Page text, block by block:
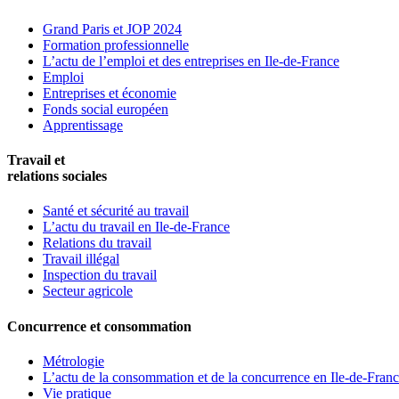
Grand Paris et JOP 2024
Formation professionnelle
L’actu de l’emploi et des entreprises en Ile-de-France
Emploi
Entreprises et économie
Fonds social européen
Apprentissage
Travail et
relations sociales
Santé et sécurité au travail
L’actu du travail en Ile-de-France
Relations du travail
Travail illégal
Inspection du travail
Secteur agricole
Concurrence et consommation
Métrologie
L’actu de la consommation et de la concurrence en Ile-de-
Vie pratique